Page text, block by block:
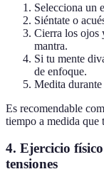
Selecciona un
Siéntate o
Cierra los ojos
mantra.
Si tu mente
de enfoque.
Medita
Es recomendable
tiempo a medida que
4. Ejercicio
tensiones